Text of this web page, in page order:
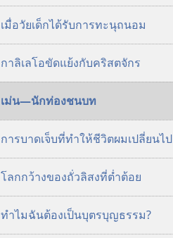
เมื่อวัยเด็กได้รับการทะนุถนอม
กาลิเลโอขัดแย้งกับคริสตจักร
เม่น—นักท่องชนบท
การบาดเจ็บที่ทำให้ชีวิตผมเปลี่ยนไป
โลกกว้างของถั่วลิสงที่ต่ำต้อย
ทำไมฉันต้องเป็นบุตรบุญธรรม?